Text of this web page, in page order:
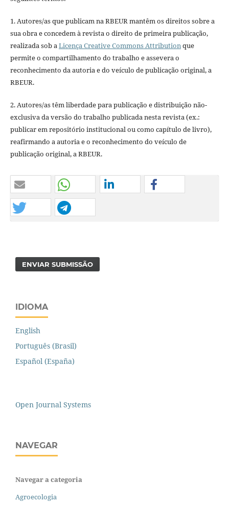
1. Autores/as que publicam na RBEUR mantêm os direitos sobre a
sua obra e concedem à revista o direito de primeira publicação,
realizada sob aLicença Creative Commons Attributionque
permite o compartilhamento do trabalho e assevera o
reconhecimento da autoria e do veículo de publicação original, a
RBEUR.
2. Autores/as têm liberdade para publicação e distribuição não-
exclusiva da versão do trabalho publicada nesta revista (ex.:
publicar em repositório institucional ou como capítulo de livro),
reafirmando a autoria e o reconhecimento do veículo de
publicação original, a RBEUR.
ENVIAR SUBMISSÃO
IDIOMA
English
Português (Brasil)
Español (España)
Open Journal Systems
NAVEGAR
Navegar a categoria
Agroecologia